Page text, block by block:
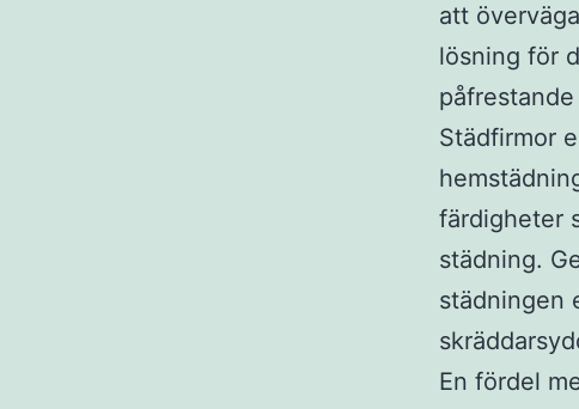
att
lösning för
Städfirmor
färdigheter
städning.
städningen
En fördel